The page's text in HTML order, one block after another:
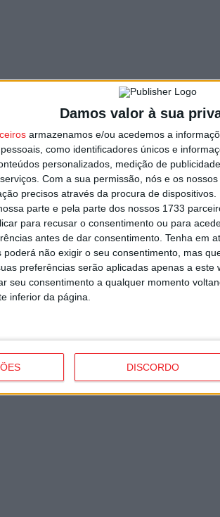
Damos valor à sua
armazenamos e/ou acedemos a
como identificadores únicos e
personalizados, medição de
Com a sua permissão, nós e os
precisos através da procura de
parte e pela parte dos nossos 1733
para recusar o consentimento ou para
antes de dar consentimento. Tenha em
poderá não exigir o seu consentimento, mas
preferências serão aplicadas apenas a este
seu consentimento a qualquer momento
inferior da página.
DISCORDO